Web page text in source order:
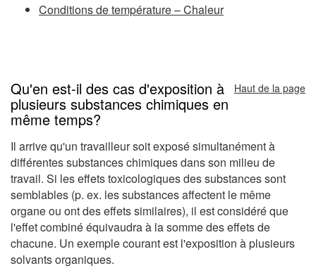
Conditions de température – Chaleur
Qu'en est-il des cas d'exposition à
plusieurs substances chimiques en
même temps?
Haut de la page
Il arrive qu'un travailleur soit exposé simultanément à
différentes substances chimiques dans son milieu de
travail. Si les effets toxicologiques des substances sont
semblables (p. ex. les substances affectent le même
organe ou ont des effets similaires), il est considéré que
l'effet combiné équivaudra à la somme des effets de
chacune. Un exemple courant est l'exposition à plusieurs
solvants organiques.